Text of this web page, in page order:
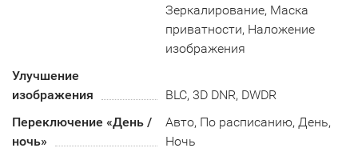
Зеркалирование, Маска
приватности, Наложение
изображения
Улучшение
изображения
BLC, 3D DNR, DWDR
Переключение «День /
ночь»
Авто, По расписанию, День,
Ночь